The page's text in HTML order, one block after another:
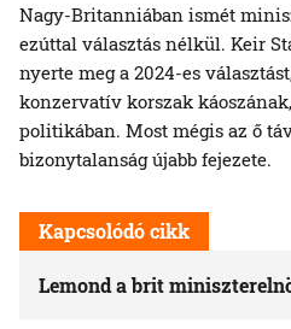
Nagy-Britanniában ismét
ezúttal választás nélkül. Keir
nyerte meg a 2024-es
konzervatív korszak
politikában. Most mégis az ő
bizonytalanság újabb fejezete.
Kapcsolódó cikk
Lemond a brit